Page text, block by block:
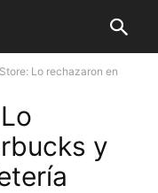
Lo rechazaron en
y